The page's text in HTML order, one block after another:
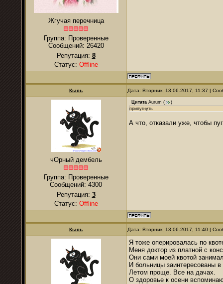
Жгучая перечница
Группа: Проверенные
Сообщений: 26420
Репутация: 8
Статус: Offline
Кысь Дата: Вторник, 13.06.2017, 11:37 |
чОрный дембель
Группа: Проверенные
Сообщений: 4300
Репутация: 3
Статус: Offline
Цитата Aurum (
)
припугнуть
А что, отказали уже, чтобы
Кысь Дата: Вторник, 13.06.2017, 11:40 |
Я тоже оперировалась по
Меня доктор из платной с
Они сами моей квотой
И больницы заинтересованы
Летом проще. Все на дачах.
О здоровье к осени